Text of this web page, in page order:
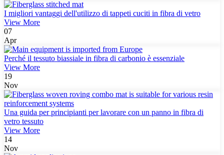
I migliori vantaggi dell'utilizzo di tappeti cuciti in fibra di vetro
View More
07
Apr
Perché il tessuto biassiale in fibra di carbonio è essenziale
View More
19
Nov
Una guida per principianti per lavorare con un panno in fibra di
vetro tessuto
View More
14
Nov